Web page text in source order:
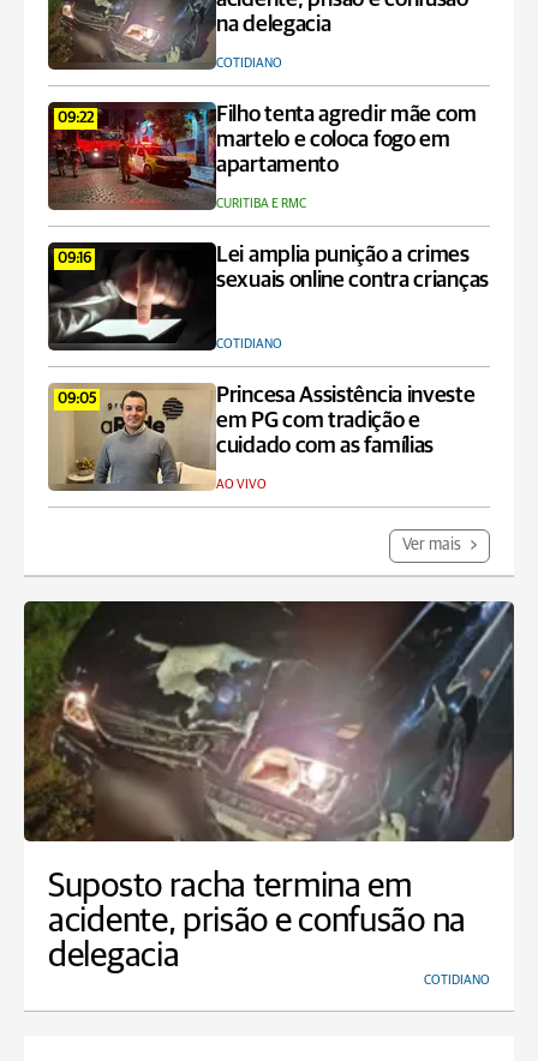
na delegacia
COTIDIANO
09:22
Filho tenta agredir mãe com
martelo e coloca fogo em
apartamento
CURITIBA E RMC
09:16
Lei amplia punição a crimes
sexuais online contra crianças
COTIDIANO
09:05
Princesa Assistência investe
em PG com tradição e
cuidado com as famílias
AO VIVO
Ver mais
Suposto racha termina em
acidente, prisão e confusão na
delegacia
COTIDIANO